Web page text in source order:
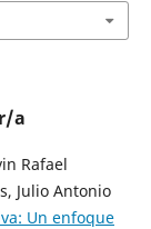
a
Rafael
Julio Antonio
Un enfoque